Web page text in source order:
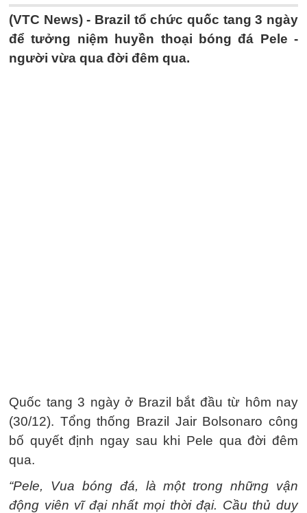
(VTC News) - Brazil tổ chức quốc tang 3 ngày
để tưởng niệm huyền thoại bóng đá Pele -
người vừa qua đời đêm qua.
Quốc tang 3 ngày ở Brazil bắt đầu từ hôm nay
(30/12). Tổng thống Brazil Jair Bolsonaro công
bố quyết định ngay sau khi Pele qua đời đêm
qua.
“Pele, Vua bóng đá, là một trong những vận
động viên vĩ đại nhất mọi thời đại. Cầu thủ duy